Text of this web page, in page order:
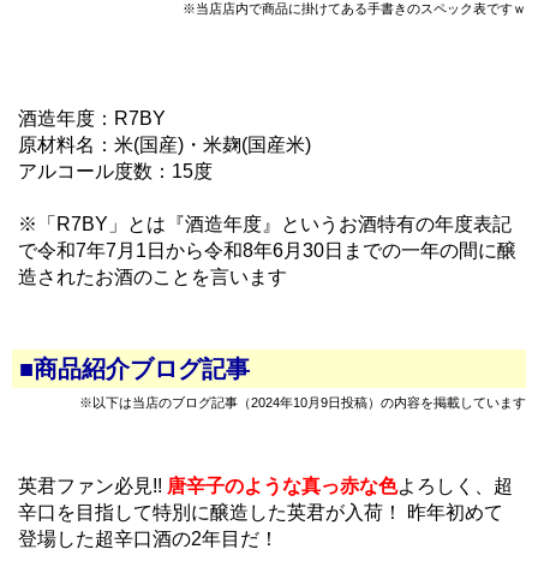
※当店店内で商品に掛けてある手書きのスペック表ですｗ
酒造年度：R7BY
原材料名：米(国産)・米麹(国産米)
アルコール度数：15度
※「R7BY」とは『酒造年度』というお酒特有の年度表記
で令和7年7月1日から令和8年6月30日までの一年の間に醸
造されたお酒のことを言います
■商品紹介ブログ記事
※以下は当店のブログ記事（2024年10月9日投稿）の内容を掲載しています
英君ファン必見!! 唐辛子のような真っ赤な色よろしく、超
辛口を目指して特別に醸造した英君が入荷！ 昨年初めて
登場した超辛口酒の2年目だ！